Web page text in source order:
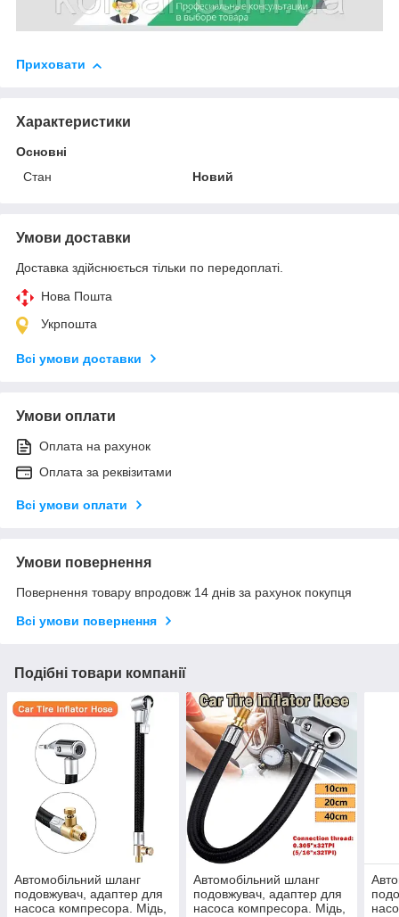
Приховати
Характеристики
Основні
Стан
Новий
Умови доставки
Доставка здійснюється тільки по передоплаті.
Нова Пошта
Укрпошта
Всі умови доставки
Умови оплати
Оплата на рахунок
Оплата за реквізитами
Всі умови оплати
Умови повернення
Повернення товару впродовж 14 днів за рахунок покупця
Всі умови повернення
Подібні товари компанії
Автомобільний шланг
подовжувач, адаптер для
насоса компресора. Мідь,
Автомобільний шланг
подовжувач, адаптер для
насоса компресора. Мідь,